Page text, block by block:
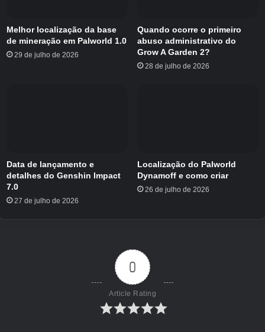
Fale com eles quando eles receberem a mensagem ‘Quero
fazer um concurso!’ bolha acima de sua cabeça.
Acompanhe a conversa.
Como vencer o concurso de pular
Para vencer o concurso de corda de pular,
Melhor localização da base
de mineração em Palworld 1.0
29 de julho de 2026
Quando ocorre o primeiro
abuso administrativo do
Grow A Garden 2?
28 de julho de 2026
Data de lançamento e
detalhes do Genshin Impact
7.0
27 de julho de 2026
Localização do Palworld
Dynamoff e como criar
26 de julho de 2026
0
Article Rating